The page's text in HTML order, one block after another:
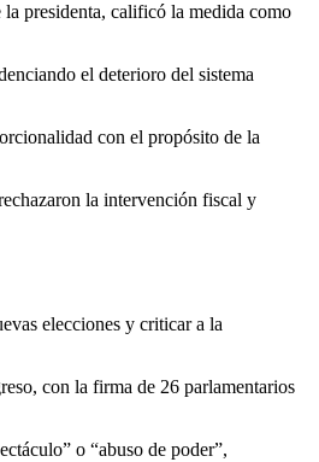
presidenta, calificó la medida como
el deterioro del sistema
con el propósito de la
la intervención fiscal y
elecciones y criticar a la
con la firma de 26 parlamentarios
o “abuso de poder”,